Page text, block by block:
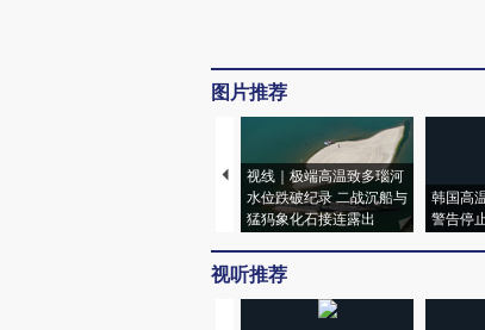
图片推荐
视线｜极端高温致多瑙河
水位跌破纪录 二战沉船与
猛犸象化石接连露出
韩国高
警告停
视听推荐